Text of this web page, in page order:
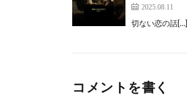
2025.08.11
切ない恋の話[…]
コメントを書く